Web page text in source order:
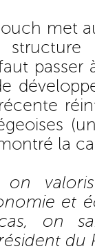
met
passer
la
on
et
on
du